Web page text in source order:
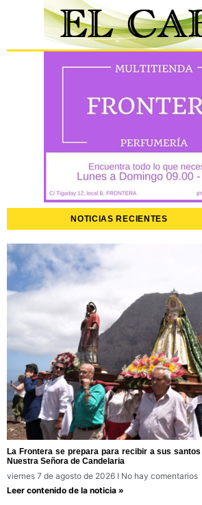
NOTICIAS RECIENTES
La Frontera se prepara para recibir a sus
Nuestra Señora de Candelaria
viernes 7 de agosto de 2026
No hay comentarios
Leer contenido de la noticia »